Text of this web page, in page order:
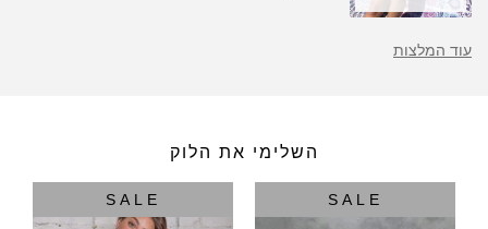
עוד המלצות
השלימי את הלוק
SALE
SALE